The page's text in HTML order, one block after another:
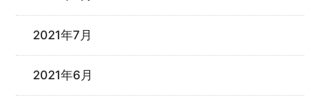
2021年7月
2021年6月